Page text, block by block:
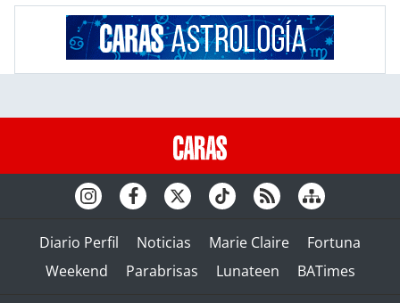
Diario Perfil Noticias Marie Claire
Fortuna
Weekend
Parabrisas Lunateen BATimes